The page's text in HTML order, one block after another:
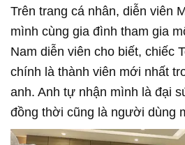
Trên trang cá nhân, diễn viên
mình cùng gia đình tham gia
Nam diễn viên cho biết, chiếc
chính là thành viên mới nhất
anh. Anh tự nhận mình là đại
đồng thời cũng là người dùng